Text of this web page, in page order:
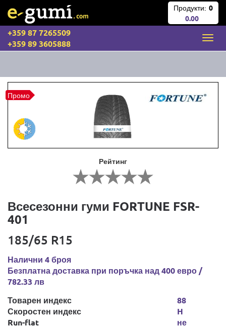
Продукти: 0
0.00
+359 87 7265509
+359 89 3605888
Промо
Рейтинг
Всесезонни гуми FORTUNE FSR-
401
185/65 R15
Налични 4 броя
Безплатна доставка при поръчка над 400 евро /
782.33 лв
Товарен индекс
Скоростен индекс
Run-flat
88
H
не